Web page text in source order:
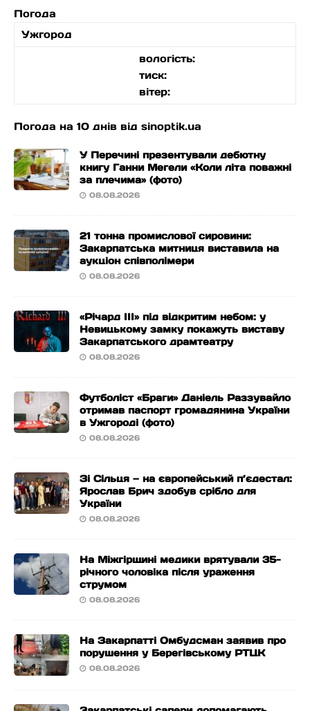
Погода
Ужгород
вологість:
тиск:
вітер:
Погода на 10 днів від sinoptik.ua
У Перечині презентували дебютну
книгу Ганни Мегели «Коли літа поважні
за плечима» (фото)
08.08.2026
21 тонна промислової сировини:
Закарпатська митниця виставила на
аукціон співполімери
08.08.2026
«Річард ІІІ» під відкритим небом: у
Невицькому замку покажуть виставу
Закарпатського драмтеатру
08.08.2026
Футболіст «Браги» Даніель Раззувайло
отримав паспорт громадянина України
в Ужгороді (фото)
08.08.2026
Зі Сільця — на європейський п’єдестал:
Ярослав Брич здобув срібло для
України
08.08.2026
На Міжгірщині медики врятували 35-
річного чоловіка після ураження
струмом
08.08.2026
На Закарпатті Омбудсман заявив про
порушення у Берегівському РТЦК
08.08.2026